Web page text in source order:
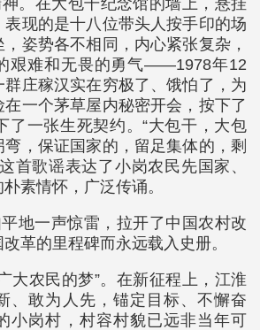
现的是十八位带头人按手印的场
姿势各不相同，内心紧张复杂，
艰难和无畏的勇气——1978年12
群庄稼汉实在穷极了、饿怕了，为
一个茅草屋内秘密开会，按下了
了一张生死契约。“大包干，大包
，保证国家的，留足集体的，剩
首歌谣表达了小岗农民先国家、
素情怀，广泛传诵。
平地一声惊雷，拉开了中国农村改
革的里程碑而永远载入史册。
大农民的梦”。在新征程上，江淮
、敢为人先，锚定目标、不懈奋
小岗村，村容村貌已远非当年可